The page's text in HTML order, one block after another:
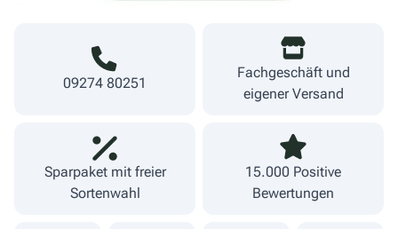
09274 80251
Fachgeschäft und
eigener Versand
Sparpaket mit freier
Sortenwahl
15.000 Positive
Bewertungen